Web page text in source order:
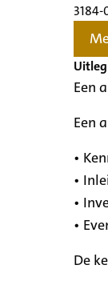
Een
Een
•
•
•
•
De